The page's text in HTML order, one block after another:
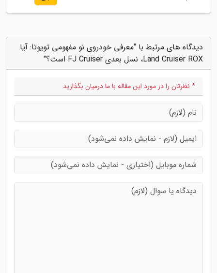
دیدگاه های مرتبط با "معرفی خودروی نو مفهومی تویوتا: آیا
Land Cruiser ROX، نسل بعدی FJ Cruiser است؟"
* نظرتان را در مورد این مقاله با ما درمیان بگذارید